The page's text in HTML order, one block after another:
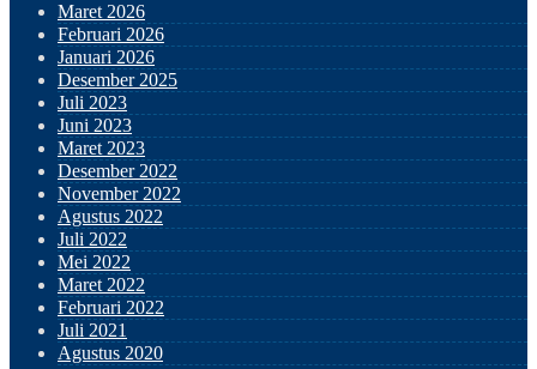
Maret 2026
Februari 2026
Januari 2026
Desember 2025
Juli 2023
Juni 2023
Maret 2023
Desember 2022
November 2022
Agustus 2022
Juli 2022
Mei 2022
Maret 2022
Februari 2022
Juli 2021
Agustus 2020